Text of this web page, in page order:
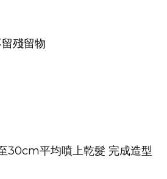
殘留物
30cm平均噴上乾髮 完成造型